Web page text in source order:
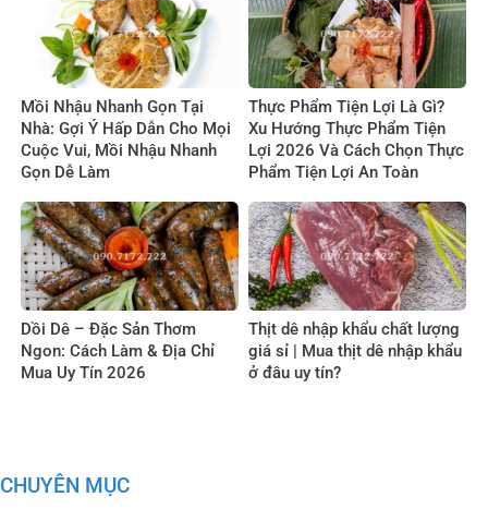
Mồi Nhậu Nhanh Gọn Tại
Nhà: Gợi Ý Hấp Dẫn Cho Mọi
Cuộc Vui, Mồi Nhậu Nhanh
Gọn Dễ Làm
Thực Phẩm Tiện Lợi Là Gì?
Xu Hướng Thực Phẩm Tiện
Lợi 2026 Và Cách Chọn Thực
Phẩm Tiện Lợi An Toàn
Dồi Dê – Đặc Sản Thơm
Ngon: Cách Làm & Địa Chỉ
Mua Uy Tín 2026
Thịt dê nhập khẩu chất lượng
giá sỉ | Mua thịt dê nhập khẩu
ở đâu uy tín?
CHUYÊN MỤC